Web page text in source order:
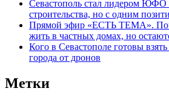
Севастополь стал лидером
строительства, но с одним
Прямой эфир «ЕСТЬ ТЕМА».
жить в частных домах, но
Кого в Севастополе готовы
города от дронов
Метки